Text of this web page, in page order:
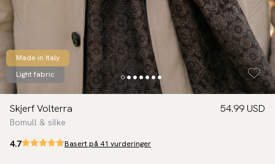
Made in Italy
Light fabric
Skjerf Volterra
Bomull & silke
54.99 USD
4.7 Basert på 41 vurderinger